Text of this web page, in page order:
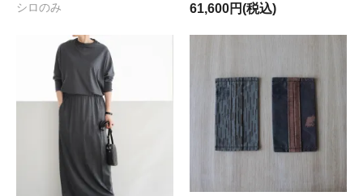
シロのみ
61,600円(税込)